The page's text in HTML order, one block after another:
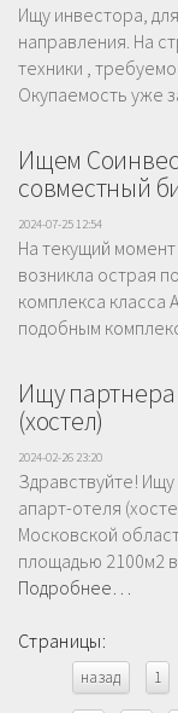
Ищу инвестора,
направления. На
техники ,
Окупаемость уже
Ищем
совместный
2024-07-25 12:54
На текущий
возникла острая
комплекса класса
подобным
Ищу партнера
(хостел)
2024-02-26 23:20
Здравствуйте!
апарт-отеля
Московской
площадью 2100м2
Подробнее…
Страницы:
назад 1